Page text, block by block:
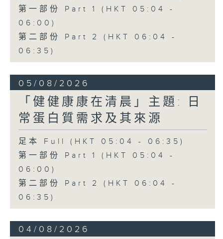
第一部份 Part 1 (HKT 05:04 -
06:00)
第二部份 Part 2 (HKT 06:04 -
06:35)
05/08/2026
「健健康康在清晨」主題: 日
常蛋白質需求及其來源
足本 Full (HKT 05:04 - 06:35)
第一部份 Part 1 (HKT 05:04 -
06:00)
第二部份 Part 2 (HKT 06:04 -
06:35)
04/08/2026